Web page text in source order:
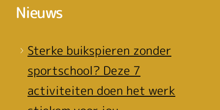
Nieuws
Sterke buikspieren zonder
sportschool? Deze 7
activiteiten doen het werk